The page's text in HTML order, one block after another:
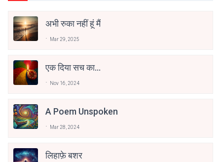
अभी रुका नहीं हूं मैं
Mar 29, 2025
एक दिया सच का...
Nov 16, 2024
A Poem Unspoken
Mar 28, 2024
लिहाफ़े बशर